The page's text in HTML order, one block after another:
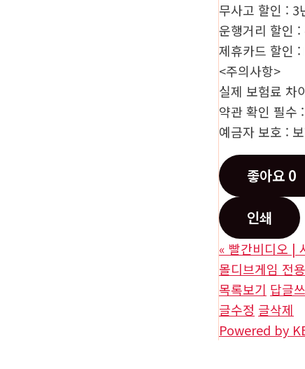
무사고 할인 : 3
운행거리 할인
제휴카드 할인
<주의사항>
실제 보험료 차
약관 확인 필수
예금자 보호 :
좋아요 0
인쇄
« 빨간비디오 |
몰디브게임 전
목록보기 답글
글수정 글삭제
Powered by